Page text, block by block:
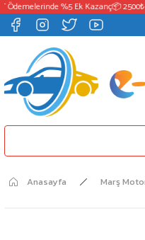
%5 Ek Kazanç📦 2500₺
Anasayfa Marş